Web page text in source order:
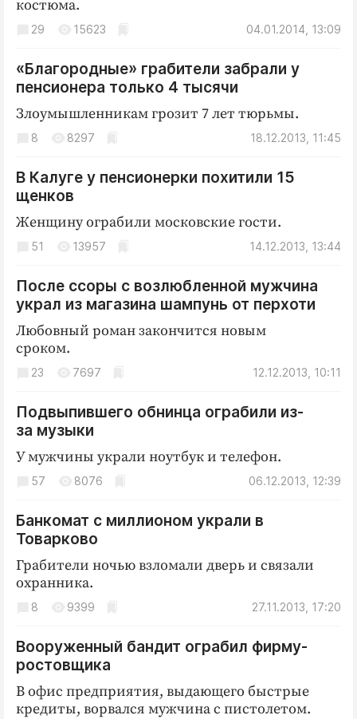
костюма.
04.01.2014, 13:09
29 15623
«Благородные» грабители забрали у
пенсионера только 4 тысячи
Злоумышленникам грозит 7 лет тюрьмы.
18.12.2013, 11:45
8 8297
В Калуге у пенсионерки похитили 15
щенков
Женщину ограбили московские гости.
14.12.2013, 13:44
51 13957
После ссоры с возлюбленной мужчина
украл из магазина шампунь от перхоти
Любовный роман закончится новым
сроком.
12.12.2013, 10:11
23 7697
Подвыпившего обнинца ограбили из-
за музыки
У мужчины украли ноутбук и телефон.
06.12.2013, 12:39
57 8076
Банкомат с миллионом украли в
Товарково
Грабители ночью взломали дверь и связали
охранника.
27.11.2013, 17:20
8 9399
Вооруженный бандит ограбил фирму-
ростовщика
В офис предприятия, выдающего быстрые
кредиты, ворвался мужчина с пистолетом.